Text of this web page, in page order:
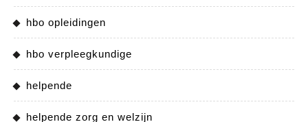
hbo opleidingen
hbo verpleegkundige
helpende
helpende zorg en welzijn